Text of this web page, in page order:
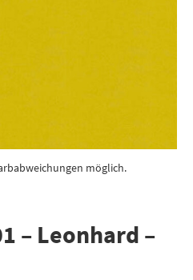
möglich.
– Leonhard –